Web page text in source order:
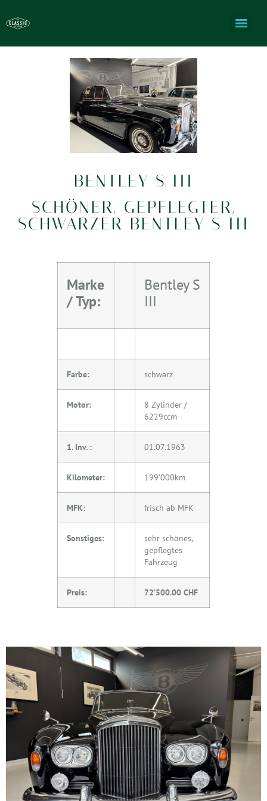
BENTLEY S III
SCHÖNER, GEPFLEGTER,
SCHWARZER BENTLEY S III
Marke
/ Typ:
Bentley S
III
Farbe: schwarz
Motor:
8 Zylinder /
6229ccm
1. Inv. : 01.07.1963
Kilometer: 199’000km
MFK: frisch ab MFK
Sonstiges:
sehr schönes,
gepflegtes
Fahrzeug
Preis: 72’500.00 CHF